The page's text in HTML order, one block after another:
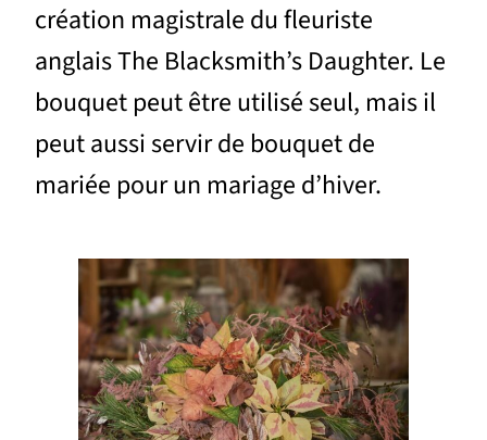
création magistrale du fleuriste
anglais The Blacksmith’s Daughter. Le
bouquet peut être utilisé seul, mais il
peut aussi servir de bouquet de
mariée pour un mariage d’hiver.